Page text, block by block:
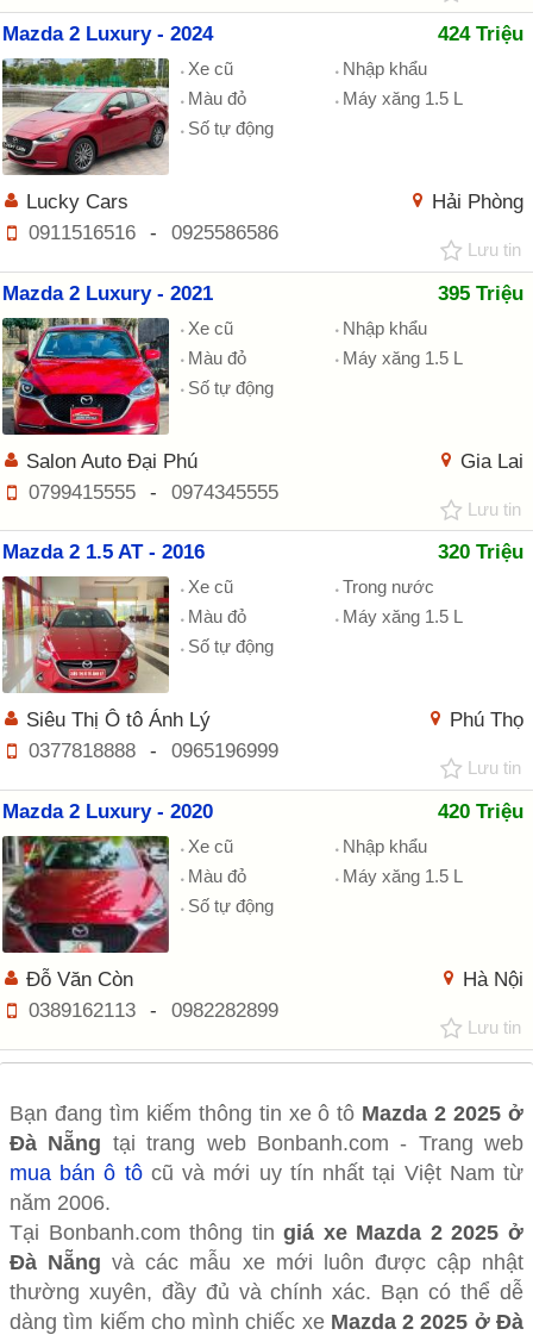
Mazda 2 Luxury - 2024 424 Triệu
Xe cũ
Nhập khẩu
Màu đỏ
Máy xăng 1.5 L
Số tự động
Hải Phòng
Lucky Cars
0911516516
- 0925586586
Lưu tin
Mazda 2 Luxury - 2021 395 Triệu
Xe cũ
Nhập khẩu
Màu đỏ
Máy xăng 1.5 L
Số tự động
Gia Lai
Salon Auto Đại Phú
0799415555
- 0974345555
Lưu tin
Mazda 2 1.5 AT - 2016 320 Triệu
Xe cũ
Trong nước
Màu đỏ
Máy xăng 1.5 L
Số tự động
Phú Thọ
Siêu Thị Ô tô Ánh Lý
0377818888
- 0965196999
Lưu tin
Mazda 2 Luxury - 2020 420 Triệu
Xe cũ
Nhập khẩu
Màu đỏ
Máy xăng 1.5 L
Số tự động
Hà Nội
Đỗ Văn Còn
0389162113
- 0982282899
Lưu tin
Bạn đang tìm kiếm thông tin xe ô tô Mazda 2 2025 ở
Đà Nẵng tại trang web Bonbanh.com - Trang web
mua bán ô tôcũ và mới uy tín nhất tại Việt Nam từ
năm 2006.
Tại Bonbanh.com thông tingiá xe Mazda 2 2025 ở
Đà Nẵng và các mẫu xe mới luôn được cập nhật
thường xuyên, đầy đủ và chính xác. Bạn có thể dễ
dàng tìm kiếm cho mình chiếc xe Mazda 2 2025 ở Đà